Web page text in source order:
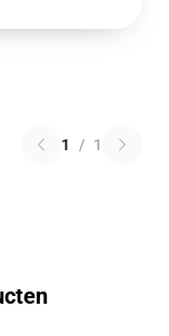
1 / 1